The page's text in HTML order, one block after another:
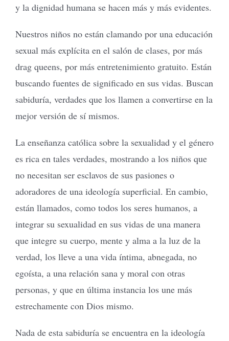
y la dignidad humana se hacen más y más evidentes.
Nuestros niños no están clamando por una educación
sexual más explícita en el salón de clases, por más
drag queens, por más entretenimiento gratuito. Están
buscando fuentes de significado en sus vidas. Buscan
sabiduría, verdades que los llamen a convertirse en la
mejor versión de sí mismos.
La enseñanza católica sobre la sexualidad y el género
es rica en tales verdades, mostrando a los niños que
no necesitan ser esclavos de sus pasiones o
adoradores de una ideología superficial. En cambio,
están llamados, como todos los seres humanos, a
integrar su sexualidad en sus vidas de una manera
que integre su cuerpo, mente y alma a la luz de la
verdad, los lleve a una vida íntima, abnegada, no
egoísta, a una relación sana y moral con otras
personas, y que en última instancia los une más
estrechamente con Dios mismo.
Nada de esta sabiduría se encuentra en la ideología